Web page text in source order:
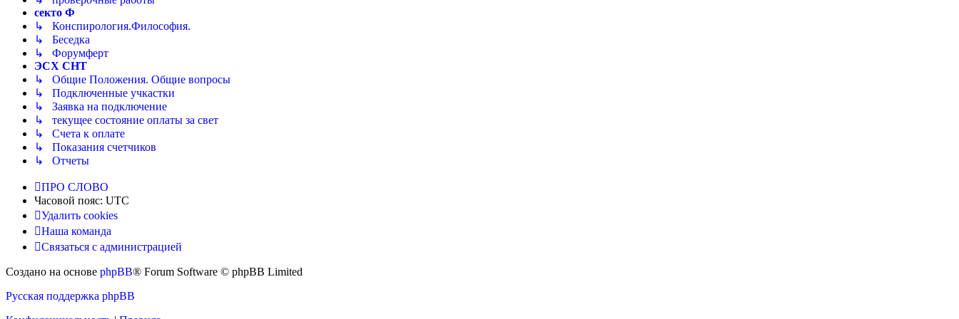
секто Ф
↳ Конспирология.Философия.
↳ Беседка
↳ Форумферт
ЭСХ СНТ
↳ Общие Положения. Общие вопросы
↳ Подключенные учкастки
↳ Заявка на подключение
↳ текущее состояние оплаты за свет
↳ Счета к оплате
↳ Показания счетчиков
↳ Отчеты
ПРО СЛОВО
Часовой пояс: UTC
Удалить cookies
Наша команда
Связаться с администрацией
Создано на основе phpBB® Forum Software © phpBB Limited
Русская поддержка phpBB